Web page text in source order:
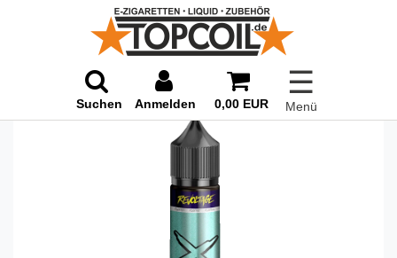
Suchen Anmelden 0,00 EUR
☰
Menü